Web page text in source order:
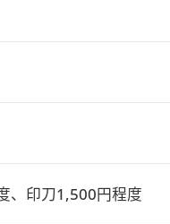
、印刀1,500円程度